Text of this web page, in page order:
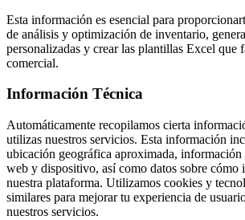
Esta información es esencial para
de análisis y optimización de inventario,
personalizadas y crear las plantillas Excel que
comercial.
Información Técnica
Automáticamente recopilamos cierta
utilizas nuestros servicios. Esta información
ubicación geográfica aproximada, información
web y dispositivo, así como datos sobre cómo
nuestra plataforma. Utilizamos cookies y
similares para mejorar tu experiencia de
nuestros servicios.